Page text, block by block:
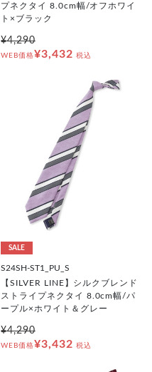
プネクタイ 8.0cm幅/オフホワイ
ト×ブラック
¥4,290
WEB価格¥3,432 税込
SALE
S24SH-ST1_PU_S
【SILVER LINE】シルクブレンド
ストライプネクタイ 8.0cm幅/パ
ープル×ホワイト＆グレー
¥4,290
WEB価格¥3,432 税込